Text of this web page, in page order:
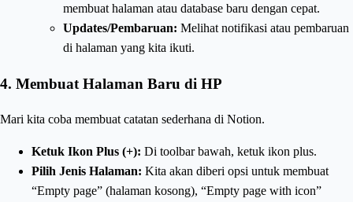
membuat halaman atau database baru dengan cepat.
Updates/Pembaruan: Melihat notifikasi atau pembaruan
di halaman yang kita ikuti.
4. Membuat Halaman Baru di HP
Mari kita coba membuat catatan sederhana di Notion.
Ketuk Ikon Plus (+): Di toolbar bawah, ketuk ikon plus.
Pilih Jenis Halaman: Kita akan diberi opsi untuk membuat
“Empty page” (halaman kosong), “Empty page with icon”